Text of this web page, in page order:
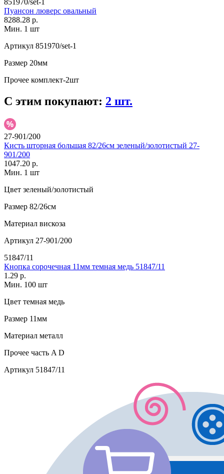
851970/set-1
Пуансон люверс овальный
8288.28 р.
Мин. 1 шт
Артикул 851970/set-1
Размер 20мм
Прочее комплект-2шт
С этим покупают: 2 шт.
27-901/200
Кисть шторная большая 82/26см зеленый/золотистый 27-
901/200
1047.20 р.
Мин. 1 шт
Цвет зеленый/золотистый
Размер 82/26см
Материал вискоза
Артикул 27-901/200
51847/11
Кнопка сорочечная 11мм темная медь 51847/11
1.29 р.
Мин. 100 шт
Цвет темная медь
Размер 11мм
Материал металл
Прочее часть A D
Артикул 51847/11